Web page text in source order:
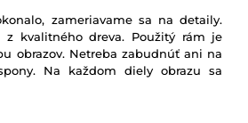
zameriavame sa na detaily.
kvalitného dreva. Použitý rám je
obrazov. Netreba zabudnúť ani na
Na každom diely obrazu sa